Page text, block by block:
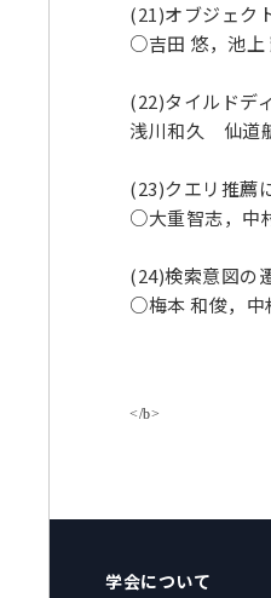
(21)オブジェク
○吉田 悠，池上
(22)タイルドデ
浅川和久 仙道
(23)クエリ推薦
○大重智志，中
(24)検索意図の
○梅本 和俊，中
</b>
学会について